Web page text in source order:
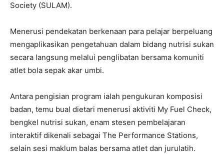
Society (SULAM).
Menerusi pendekatan berkenaan para pelajar berpeluang
mengaplikasikan pengetahuan dalam bidang nutrisi sukan
secara langsung melalui penglibatan bersama komuniti
atlet bola sepak akar umbi.
Antara pengisian program ialah pengukuran komposisi
badan, temu bual dietari menerusi aktiviti My Fuel Check,
bengkel nutrisi sukan, enam stesen pembelajaran
interaktif dikenali sebagai The Performance Stations,
selain sesi maklum balas bersama atlet dan jurulatih.